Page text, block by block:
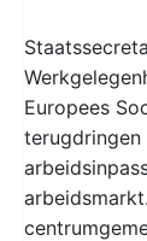
Europees
terugdringen